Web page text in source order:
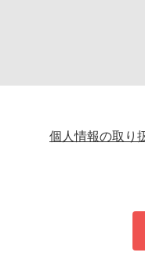
個人情報の取り